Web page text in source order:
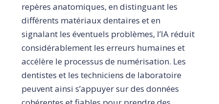
repères anatomiques, en distinguant les
différents matériaux dentaires et en
signalant les éventuels problèmes, l’IA réduit
considérablement les erreurs humaines et
accélère le processus de numérisation. Les
dentistes et les techniciens de laboratoire
peuvent ainsi s’appuyer sur des données